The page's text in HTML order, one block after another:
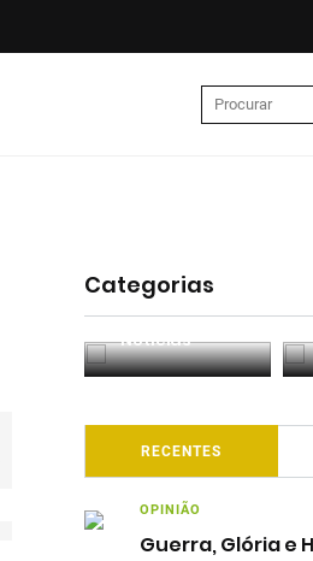
Categorias
Entrevistas
RECENTES
OPINIÃO
Guerra, Glória e